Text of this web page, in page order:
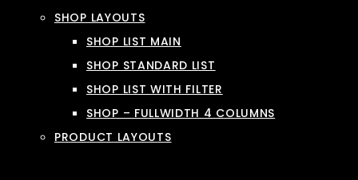
SHOP LAYOUTS
SHOP LIST MAIN
SHOP STANDARD LIST
SHOP LIST WITH FILTER
SHOP – FULLWIDTH 4 COLUMNS
PRODUCT LAYOUTS